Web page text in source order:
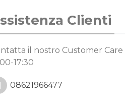
Clienti
il nostro Customer Care
17:30
08621966477